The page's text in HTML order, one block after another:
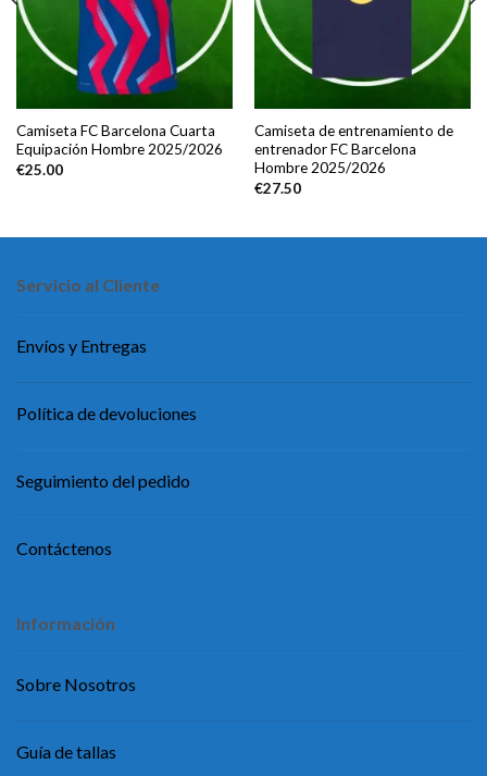
Camiseta FC Barcelona Cuarta
Equipación Hombre 2025/2026
€25.00
Camiseta de entrenamiento de
entrenador FC Barcelona
Hombre 2025/2026
€27.50
Servicio al Cliente
Envíos y Entregas
Política de devoluciones
Seguimiento del pedido
Contáctenos
Información
Sobre Nosotros
Guía de tallas